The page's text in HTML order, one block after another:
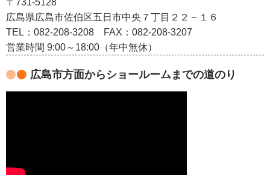
〒731-5128
広島県広島市佐伯区五日市中央７丁目２２－１６
TEL：082‐208‐3208
FAX：082-208-3207
営業時間 9:00～18:00（年中無休）
広島市方面からショールームまでの道のり